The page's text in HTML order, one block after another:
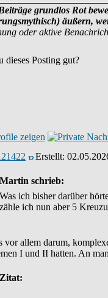
grundlos Rot
äußern,
oder aktive
dieses Posting gut?
Erstellt:
Martin schrieb:
Was ich bisher darüber
zähle ich nun aber 5
vor allem darum,
I und II hatten. An
Zitat: